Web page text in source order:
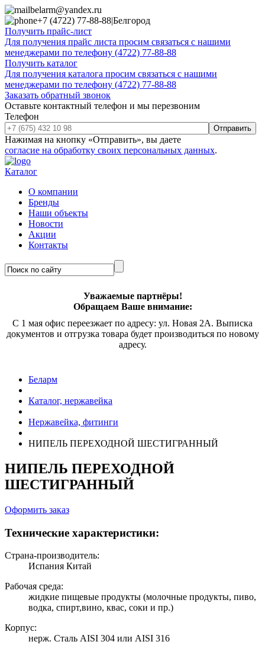
belarm@yandex.ru
+7 (4722) 77-88-88|Белгород
Получить прайс-лист
Для получения прайс листа просим связаться с нашими
менеджерами по телефону (4722) 77-88-88
Получить каталог
Для получения каталога просим связаться с нашими
менеджерами по телефону (4722) 77-88-88
Заказать обратный звонок
Оставьте контактный телефон и мы перезвоним
Телефон
Отправить
Нажимая на кнопку «Отправить», вы даете
согласие на обработку своих персональных данных.
Каталог
О компании
Бренды
Наши объекты
Новости
Акции
Контакты
Уважаемые партнёры!
Обращаем Ваше внимание:
С 1 мая офис переезжает по адресу: ул. Новая 2А. Выписка
документов и отгрузка товара будет производиться по новому
адресу.
Беларм
Каталог, нержавейка
Нержавейка, фитинги
НИПЕЛЬ ПЕРЕХОДНОЙ ШЕСТИГРАННЫЙ
НИПЕЛЬ ПЕРЕХОДНОЙ
ШЕСТИГРАННЫЙ
Оформить заказ
Технические характеристики:
Страна-производитель:
Испания Китай
Рабочая среда:
жидкие пищевые продукты (молочные продукты, пиво,
водка, спирт,вино, квас, соки и пр.)
Корпус:
нерж. Сталь AISI 304 или AISI 316